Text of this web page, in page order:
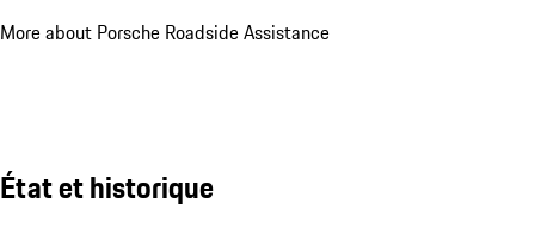
More about Porsche Roadside Assistance
État et historique